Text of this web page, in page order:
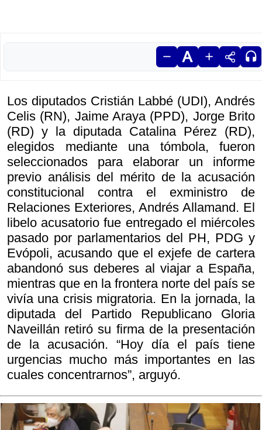
Los diputados Cristián Labbé (UDI), Andrés
Celis (RN), Jaime Araya (PPD), Jorge Brito
(RD) y la diputada Catalina Pérez (RD),
elegidos mediante una tómbola, fueron
seleccionados para elaborar un informe
previo análisis del mérito de la acusación
constitucional contra el exministro de
Relaciones Exteriores, Andrés Allamand. El
libelo acusatorio fue entregado el miércoles
pasado por parlamentarios del PH, PDG y
Evópoli, acusando que el exjefe de cartera
abandonó sus deberes al viajar a España,
mientras que en la frontera norte del país se
vivía una crisis migratoria. En la jornada, la
diputada del Partido Republicano Gloria
Naveillán retiró su firma de la presentación
de la acusación. “Hoy día el país tiene
urgencias mucho más importantes en las
cuales concentrarnos”, arguyó.